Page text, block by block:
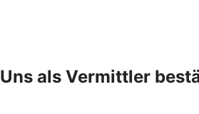
Uns als Vermittler